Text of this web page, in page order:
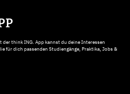
think ING. App kannst du deine Interessen
für dich passenden Studiengänge, Praktika, Jobs &